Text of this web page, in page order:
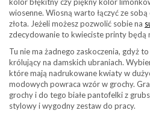
kolor błękitny czy piękny kolor
wiosenne. Wiosną warto łączyć ze
złota. Jeżeli możesz pozwolić sobie na
zdecydowanie to kwieciste printy będą
Tu nie ma żadnego zaskoczenia, gdyż
królujący na damskich ubraniach.
które mają nadrukowane kwiaty w
modowych powraca wzór w grochy.
grochy i do tego białe pantofelki z
stylowy i wygodny zestaw do pracy.